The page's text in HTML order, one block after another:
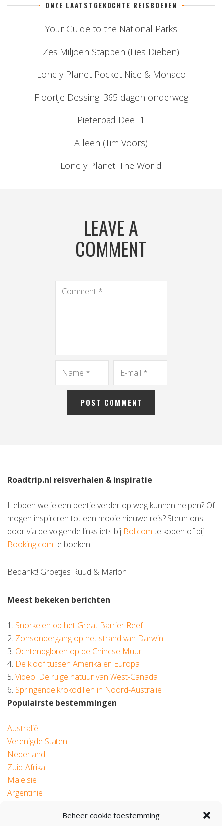
Beheer cookie toestemming
ONZE LAATSTGEKOCHTE REISBOEKEN
Your Guide to the National Parks
Zes Miljoen Stappen (Lies Dieben)
Lonely Planet Pocket Nice & Monaco
Floortje Dessing: 365 dagen onderweg
Pieterpad Deel 1
Alleen (Tim Voors)
Lonely Planet: The World
LEAVE A
COMMENT
Roadtrip.nl reisverhalen & inspiratie
Hebben we je een beetje verder op weg kunnen helpen? Of
mogen inspireren tot een mooie nieuwe reis? Steun ons
door via de volgende links iets bij Bol.com te kopen of bij
Booking.com te boeken.
Bedankt! Groetjes Ruud & Marlon
Meest bekeken berichten
1. Snorkelen op het Great Barrier Reef
2. Zonsondergang op het strand van Darwin
3. Ochtendgloren op de Chinese Muur
4. De kloof tussen Amerika en Europa
5. Video: De ruige natuur van West-Canada
6. Springende krokodillen in Noord-Australië
Populairste bestemmingen
Australië
Verenigde Staten
Nederland
Zuid-Afrika
Maleisië
Argentinië